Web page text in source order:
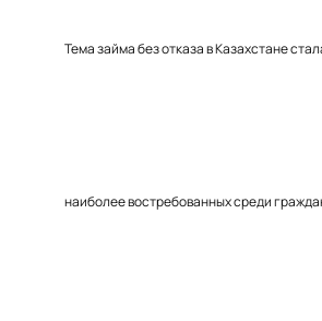
Тема займа без отказа в Казахстане
наиболее востребованных среди